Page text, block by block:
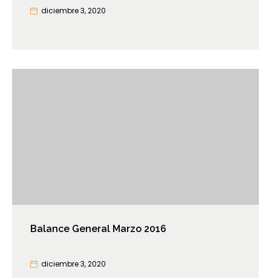
diciembre 3, 2020
Balance General Marzo 2016
diciembre 3, 2020